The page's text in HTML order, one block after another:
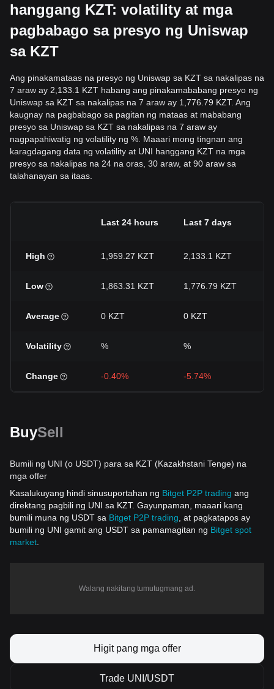
hanggang KZT: volatility at mga
pagbabago sa presyo ng Uniswap
sa KZT
Ang pinakamataas na presyo ng Uniswap sa KZT sa nakalipas na
7 araw ay 2,133.1 KZT habang ang pinakamababang presyo ng
Uniswap sa KZT sa nakalipas na 7 araw ay 1,776.79 KZT. Ang
kaugnay na pagbabago sa pagitan ng mataas at mababang
presyo sa Uniswap sa KZT sa nakalipas na 7 araw ay
nagpapahiwatig ng volatility ng %. Maaari mong tingnan ang
karagdagang data ng volatility at UNI hanggang KZT na mga
presyo sa nakalipas na 24 na oras, 30 araw, at 90 araw sa
talahanayan sa itaas.
Last 24 hours Last 7 days
High 1,959.27 KZT 2,133.1 KZT
Low 1,863.31 KZT 1,776.79 KZT
Average 0 KZT 0 KZT
Volatility % %
Change -0.40% -5.74%
BuySell
Bumili ng UNI (o USDT) para sa KZT (Kazakhstani Tenge) na
mga offer
Kasalukuyang hindi sinusuportahan ng Bitget P2P trading ang
direktang pagbili ng UNI sa KZT. Gayunpaman, maaari kang
bumili muna ng USDT sa Bitget P2P trading , at pagkatapos ay
bumili ng UNI gamit ang USDT sa pamamagitan ng Bitget spot
market
Walang nakitang tumutugmang ad.
Higit pang mga offer
Trade UNI/USDT